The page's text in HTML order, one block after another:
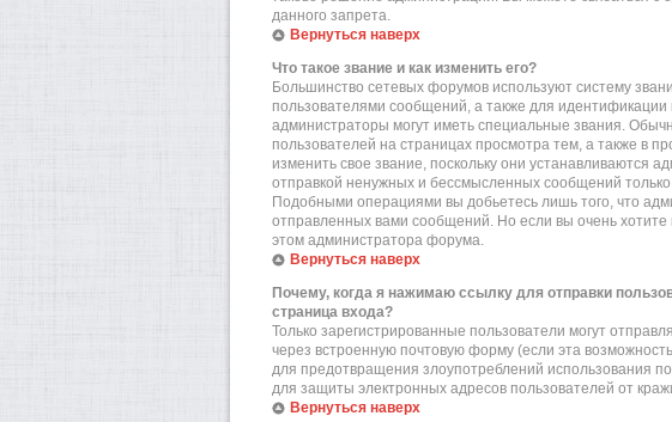
данного запрета.
Вернуться наверх
Что такое звание и как изменить его?
Большинство сетевых форумов используют систему
пользователями сообщений, а также для
администраторы могут иметь специальные звания.
пользователей на страницах просмотра тем, а также в
изменить свое звание, поскольку они устанавливаются
отправкой ненужных и бессмысленных сообщений
Подобными операциями вы добьетесь лишь того, что
отправленных вами сообщений. Но если вы очень
этом администратора форума.
Вернуться наверх
Почему, когда я нажимаю ссылку для отправки
страница входа?
Только зарегистрированные пользователи могут
через встроенную почтовую форму (если эта
для предотвращения злоупотреблений использования
для защиты электронных адресов пользователей от
Вернуться наверх